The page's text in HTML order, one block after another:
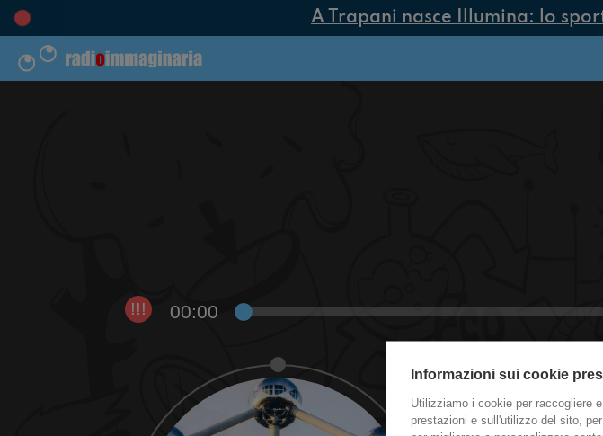
A Trapani nasce Illumina: lo
!!! 00:00
#Bruxelles Un
Informazioni sui cookie
Utilizziamo i cookie per raccogliere
prestazioni e sull'utilizzo del sito,